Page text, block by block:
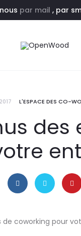
par mail , par
L'ESPACE DES CO-